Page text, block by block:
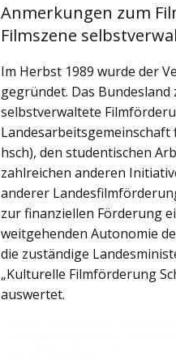
Anmerkungen zum
Filmszene
Im Herbst 1989 wurde der
gegründet. Das
selbstverwaltete
hsch), den studentischen
zahlreichen anderen
anderer
zur finanziellen Förderung
weitgehenden Autonomie
die zuständige
„Kulturelle Filmförderung
auswertet.